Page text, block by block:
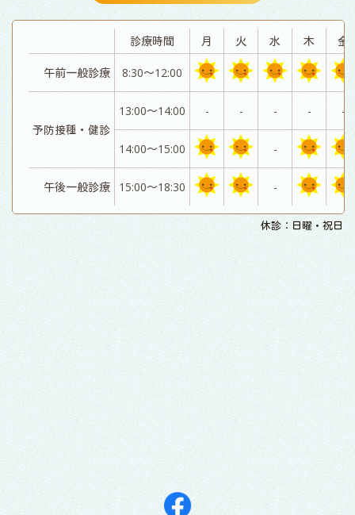
診療時間 月 火 水 木 金
午前一般診療 8:30～12:00
予防接種・健診
13:00～14:00 - - - - -
14:00～15:00 -
午後一般診療 15:00～18:30 -
休診：日曜・祝日